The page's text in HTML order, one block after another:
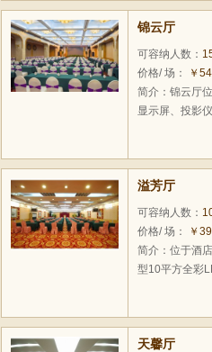
锦云厅
可容纳人数：
价格/ 场：
￥
简介：锦云厅
显示屏、投影
溢芳厅
可容纳人数：
价格/ 场：
￥
简介：位于酒
型10平方全彩
天馨厅